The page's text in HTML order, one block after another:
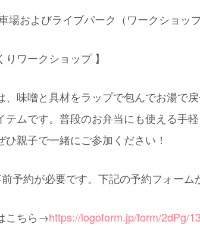
よびライブパーク（ワークショップ
りワークショップ 】
、味噌と具材をラップで包んでお湯で
テムです。普段のお弁当にも使える手
ひ親子で一緒にご参加ください！
予約が必要です。下記の予約フォーム
こちら→https://logoform.jp/form/2dPg/